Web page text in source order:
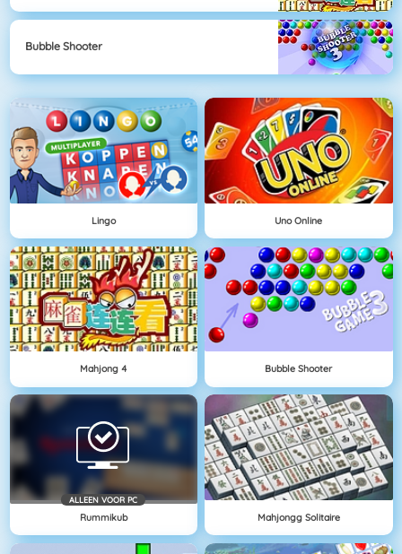
Bubble Shooter
Lingo Uno Online
Mahjong 4 Bubble Shooter
ALLEEN VOOR PC
Rummikub Mahjongg Solitaire